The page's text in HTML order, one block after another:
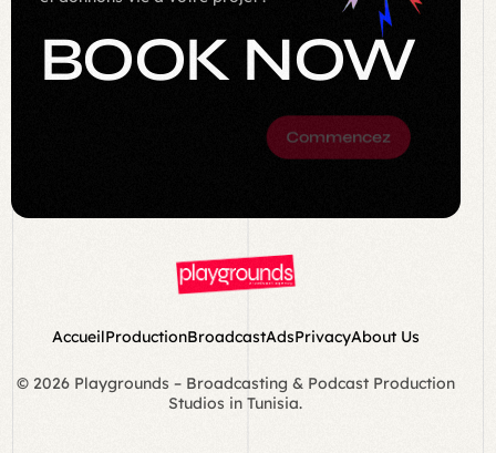
BOOK NOW
Commencez
© 2026 Playgrounds – Broadcasting & Podcast Production
Studios in Tunisia.
AccueilProductionBroadcastAdsPrivacyAbout Us
Book Now